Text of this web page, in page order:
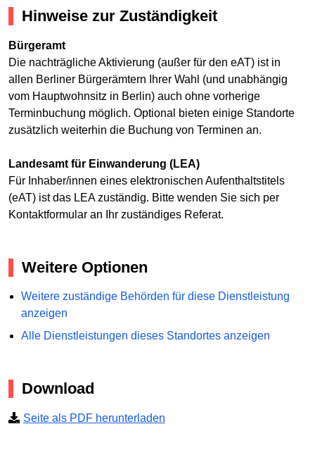
Hinweise zur Zuständigkeit
Bürgeramt
Die nachträgliche Aktivierung (außer für den eAT) ist in
allen Berliner Bürgerämtern Ihrer Wahl (und unabhängig
vom Hauptwohnsitz in Berlin) auch ohne vorherige
Terminbuchung möglich. Optional bieten einige Standorte
zusätzlich weiterhin die Buchung von Terminen an.
Landesamt für Einwanderung (LEA)
Für Inhaber/innen eines elektronischen Aufenthaltstitels
(eAT) ist das LEA zuständig. Bitte wenden Sie sich per
Kontaktformular an Ihr zuständiges Referat.
Weitere Optionen
Weitere zuständige Behörden für diese Dienstleistung
anzeigen
Alle Dienstleistungen dieses Standortes anzeigen
Download
Seite als PDF herunterladen